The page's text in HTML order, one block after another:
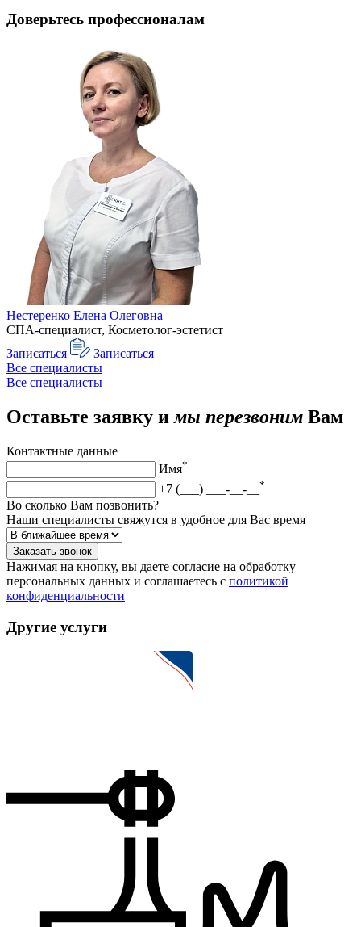
Доверьтесь профессионалам
Нестеренко Елена Олеговна
СПА-специалист, Косметолог-эстетист
Записаться
Записаться
Все специалисты
Все специалисты
Оставьте заявку имы перезвоним Вам
Контактные данные
Имя*
+7 (___) ___-__-__ *
Во сколько Вам позвонить?
Наши специалисты свяжутся в удобное для Вас время
Заказать звонок
Нажимая на кнопку, вы даете согласие на обработку
персональных данных и соглашаетесь c политикой
конфиденциальности
Другие услуги